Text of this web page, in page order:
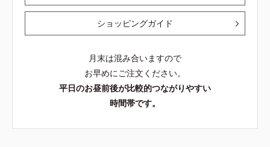
ショッピングガイド
月末は混み合いますので
お早めにご注文ください。
平日のお昼前後が比較的つながりやすい
時間帯です。